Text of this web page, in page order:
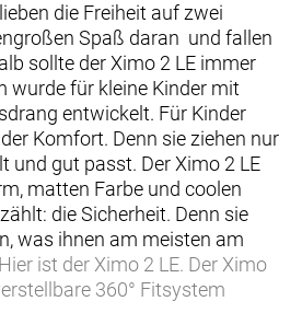
die Freiheit auf zwei
Spaß daran  und fallen
sollte der Ximo 2 LE immer
wurde für kleine Kinder mit
entwickelt. Für Kinder
Komfort. Denn sie ziehen nur
und gut passt. Der Ximo 2 LE
matten Farbe und coolen
die Sicherheit. Denn sie
was ihnen am meisten am
ist der Ximo 2 LE. Der Ximo
360° Fitsystem